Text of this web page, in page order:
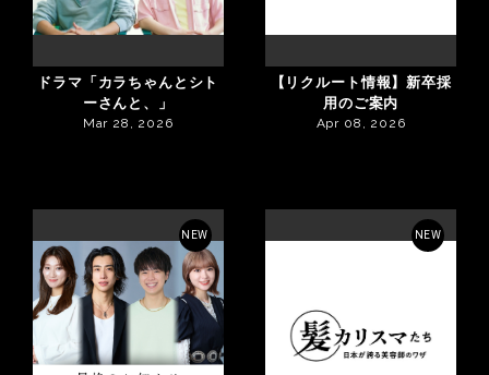
ドラマ「カラちゃんとシト
ーさんと、」
Mar 28, 2026
【リクルート情報】新卒採
用のご案内
Apr 08, 2026
NEW NEW